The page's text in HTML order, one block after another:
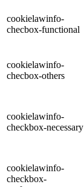
cookielawinfo-
checbox-functional
cookielawinfo-
checbox-others
cookielawinfo-
checkbox-necessary
cookielawinfo-
checkbox-